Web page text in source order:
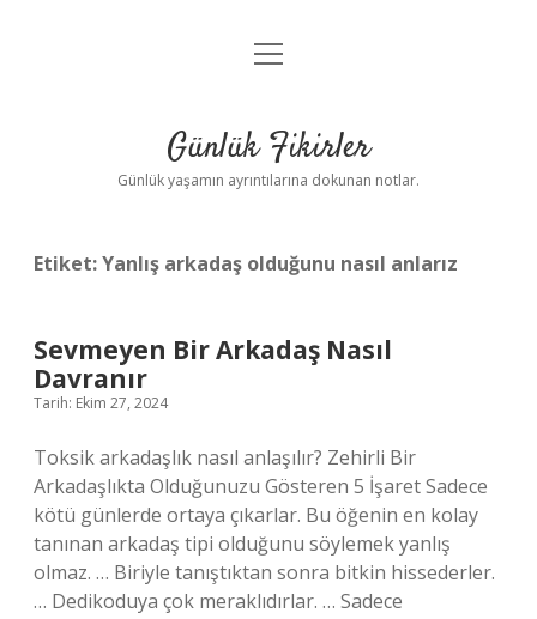
Anasayfa
Yasal Uyarı
menüyü
Günlük Fikirler
Günlük yaşamın ayrıntılarına dokunan notlar.
Etiket:Yanlış arkadaş olduğunu nasıl anlarız
Sevmeyen Bir Arkadaş Nasıl
Davranır
Tarih: Ekim 27, 2024
Toksik arkadaşlık nasıl anlaşılır? Zehirli Bir
Arkadaşlıkta Olduğunuzu Gösteren 5 İşaret Sadece
kötü günlerde ortaya çıkarlar. Bu öğenin en kolay
tanınan arkadaş tipi olduğunu söylemek yanlış
olmaz. … Biriyle tanıştıktan sonra bitkin hissederler.
… Dedikoduya çok meraklıdırlar. … Sadece